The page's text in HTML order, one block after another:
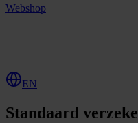
Webshop
EN
Standaard